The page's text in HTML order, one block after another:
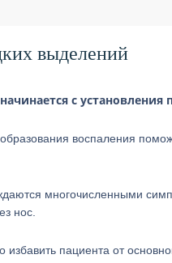
выделений
с установления
воспаления
многочисленными
нос.
пациента от